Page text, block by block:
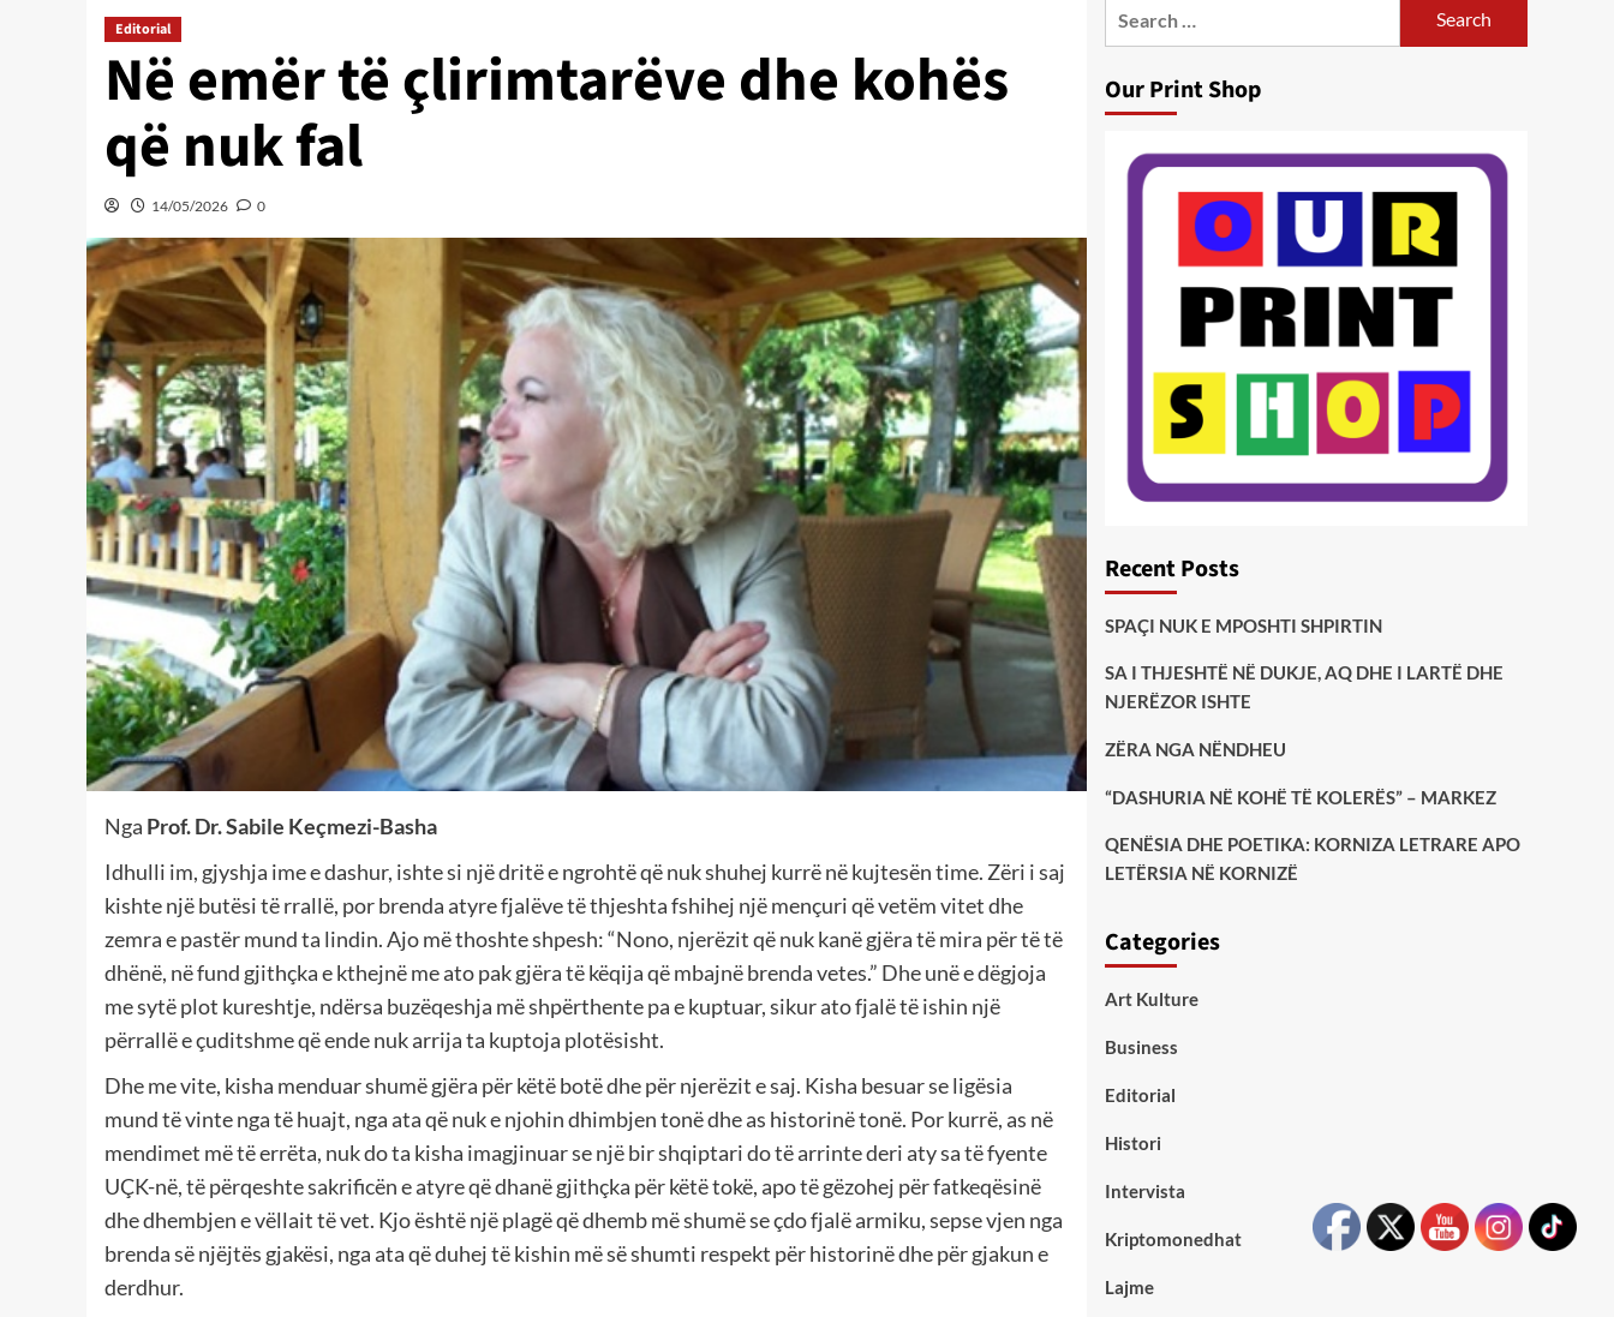
Editorial
Në emër të çlirimtarëve dhe kohës
që nuk fal
14/05/2026 0
Nga Prof. Dr. Sabile Keçmezi-Basha
Idhulli im, gjyshja ime e dashur, ishte si një dritë e ngrohtë që nuk shuhej kurrë në kujtesën time. Zëri i saj
kishte një butësi të rrallë, por brenda atyre fjalëve të thjeshta fshihej një mençuri që vetëm vitet dhe
zemra e pastër mund ta lindin. Ajo më thoshte shpesh: “Nono, njerëzit që nuk kanë gjëra të mira për të të
dhënë, në fund gjithçka e kthejnë me ato pak gjëra të këqija që mbajnë brenda vetes.” Dhe unë e dëgjoja
me sytë plot kureshtje, ndërsa buzëqeshja më shpërthente pa e kuptuar, sikur ato fjalë të ishin një
përrallë e çuditshme që ende nuk arrija ta kuptoja plotësisht.
Dhe me vite, kisha menduar shumë gjëra për këtë botë dhe për njerëzit e saj. Kisha besuar se ligësia
mund të vinte nga të huajt, nga ata që nuk e njohin dhimbjen tonë dhe as historinë tonë. Por kurrë, as në
mendimet më të errëta, nuk do ta kisha imagjinuar se një bir shqiptari do të arrinte deri aty sa të fyente
UÇK-në, të përqeshte sakrificën e atyre që dhanë gjithçka për këtë tokë, apo të gëzohej për fatkeqësinë
dhe dhembjen e vëllait të vet. Kjo është një plagë që dhemb më shumë se çdo fjalë armiku, sepse vjen nga
brenda së njëjtës gjakësi, nga ata që duhej të kishin më së shumti respekt për historinë dhe për gjakun e
derdhur.
Our Print Shop
Recent Posts
SPAÇI NUK E MPOSHTI SHPIRTIN
SA I THJESHTË NË DUKJE, AQ DHE I LARTË DHE
NJERËZOR ISHTE
ZËRA NGA NËNDHEU
“DASHURIA NË KOHË TË KOLERËS” – MARKEZ
QENËSIA DHE POETIKA: KORNIZA LETRARE APO
LETËRSIA NË KORNIZË
Categories
Art Kulture
Business
Editorial
Histori
Intervista
Kriptomonedhat
Lajme